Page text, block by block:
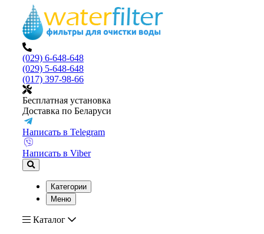
(029) 6-648-648
(029) 5-648-648
(017) 397-98-66
Бесплатная установка
Доставка по Беларуси
Написать в Telegram
Написать в Viber
Категории
Меню
Каталог